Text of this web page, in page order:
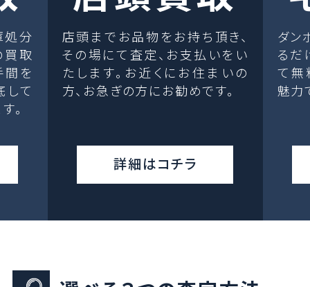
処分
取
間を
して
。
店頭までお品物をお持ち頂き、
その場にて査定、お支払いをい
たします。お近くにお住まいの
方、お急ぎの方にお勧めです。
詳細はコチラ
ダン
るだ
て無
魅力